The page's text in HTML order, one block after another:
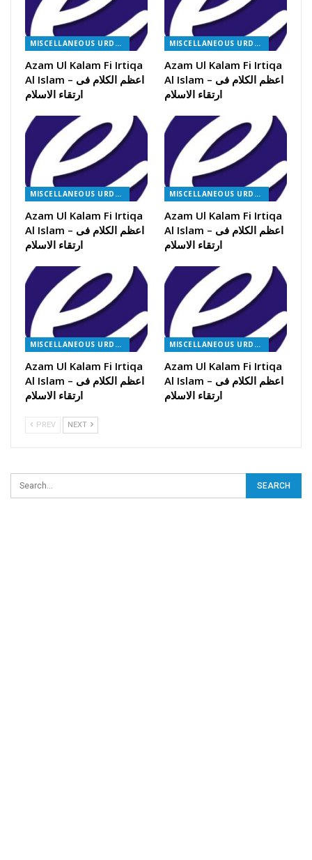
MISCELLANEOUS URDU BOOKS
Azam Ul Kalam Fi Irtiqa
Al Islam – اعظم الکلام فی
ارتقاء الاسلام
MISCELLANEOUS URDU BOOKS
Azam Ul Kalam Fi Irtiqa
Al Islam – اعظم الکلام فی
ارتقاء الاسلام
MISCELLANEOUS URDU BOOKS
Azam Ul Kalam Fi Irtiqa
Al Islam – اعظم الکلام فی
ارتقاء الاسلام
MISCELLANEOUS URDU BOOKS
Azam Ul Kalam Fi Irtiqa
Al Islam – اعظم الکلام فی
ارتقاء الاسلام
MISCELLANEOUS URDU BOOKS
Azam Ul Kalam Fi Irtiqa
Al Islam – اعظم الکلام فی
ارتقاء الاسلام
MISCELLANEOUS URDU BOOKS
Azam Ul Kalam Fi Irtiqa
Al Islam – اعظم الکلام فی
ارتقاء الاسلام
PREV NEXT